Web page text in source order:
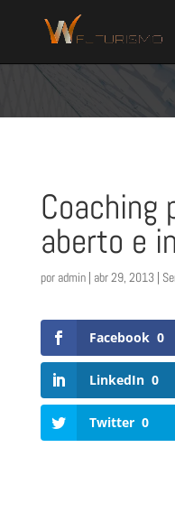
Coaching
aberto e
por admin| abr 29, 2013|
Facebook 0
LinkedIn 0
Twitter 0